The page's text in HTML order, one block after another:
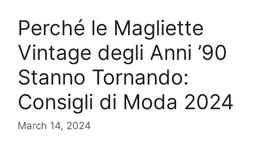
Perché le Magliette
Vintage degli Anni ’90
Stanno Tornando:
Consigli di Moda 2024
March 14, 2024